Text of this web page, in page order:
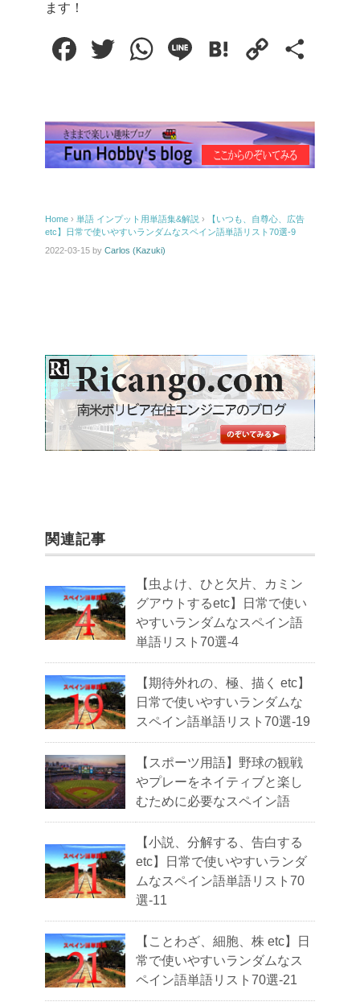
ます！
e t
W
t e e y
Home › 単語 インプット用単語集&解説 ›
【いつも、自尊心、広告
etc】日常で使いやすいランダムなスペイン語単語リスト70選-9
2022-03-15 by Carlos (Kazuki)
関連記事
【虫よけ、ひと欠片、カミン
グアウトするetc】日常で使い
やすいランダムなスペイン語
単語リスト70選-4
【期待外れの、極、描く etc】
日常で使いやすいランダムな
スペイン語単語リスト70選-19
【スポーツ用語】野球の観戦
やプレーをネイティブと楽し
むために必要なスペイン語
【小説、分解する、告白する
etc】日常で使いやすいランダ
ムなスペイン語単語リスト70
選-11
【ことわざ、細胞、株 etc】日
常で使いやすいランダムなス
ペイン語単語リスト70選-21